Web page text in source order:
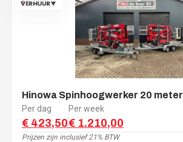
Hinowa Spinhoogwerker 20 meter
Per dag
€ 423,50
Per week
€ 1.210,00
Prijzen zijn inclusief 21% BTW